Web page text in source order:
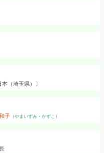
（埼玉県）〕
子（やまいずみ・かずこ）